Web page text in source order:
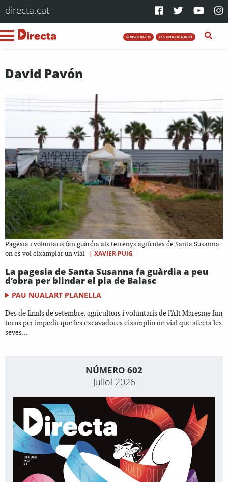
directa.cat
SUBSCRIU-T'HI FES UNA DONACIÓ
David Pavón
Pagesia i voluntaris fan guàrdia als terrenys agrícoles de Santa Susanna
on es vol eixamplar un vial
| XAVIER PUIG
La pagesia de Santa Susanna fa guàrdia a peu
d’obra per blindar el pla de Balasc
PAU NUALART PLANELLA
Des de finals de setembre, agricultors i voluntaris de l’Alt Maresme fan
torns per impedir que les excavadores eixamplin un vial que afecta les
seves...
NÚMERO 602
Juliol 2026